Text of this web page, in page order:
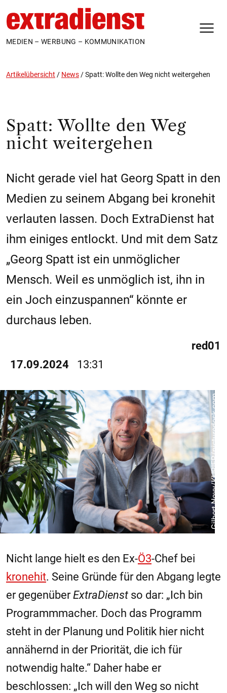
MEDIEN – WERBUNG – KOMMUNIKATION
Artikelübersicht / News /Spatt: Wollte den Weg nicht weitergehen
Spatt: Wollte den Weg
nicht weitergehen
Nicht gerade viel hat Georg Spatt in den
Medien zu seinem Abgang bei kronehit
verlauten lassen. Doch ExtraDienst hat
ihm einiges entlockt. Und mit dem Satz
„Georg Spatt ist ein unmöglicher
Mensch. Weil es unmöglich ist, ihn in
ein Joch einzuspannen“ könnte er
durchaus leben.
17.09.2024 13:31
red01
Gilbert Novy/KURIER/picturedesk.com
Nicht lange hielt es den Ex-Ö3-Chef bei
kronehit. Seine Gründe für den Abgang legte
er gegenüberExtraDienst so dar: „Ich bin
Programmmacher. Doch das Programm
steht in der Planung und Politik hier nicht
annähernd in der Priorität, die ich für
notwendig halte.“ Daher habe er
beschlossen: „Ich will den Weg so nicht